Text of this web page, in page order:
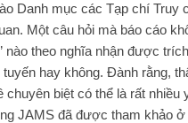
Danh mục các Tạp chí
Một câu hỏi mà báo cáo
nào theo nghĩa nhận được
hay không. Đành rằng,
biệt có thể là rất
JAMS đã được tham khảo